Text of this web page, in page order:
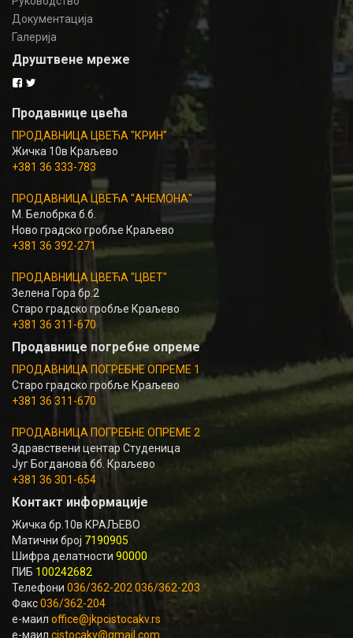
Документација
Галерија
Друштвене мреже
Продавнице цвећа
ПРОДАВНИЦА ЦВЕЋА "КРИН"
Жичка 10в Краљево
+381 36 333-783
ПРОДАВНИЦА ЦВЕЋА "АНЕМОНА"
М. Белобрка б.б.
Ново градско гробље Краљево
+381 36 392-271
ПРОДАВНИЦА ЦВЕЋА "ЦВЕТ"
Зелена Гора бр.2
Старо градско гробље Краљево
+381 36 311-670
Продавнице погребне опреме
ПРОДАВНИЦА ПОГРЕБНЕ ОПРЕМЕ 1
Старо градско гробље Краљево
+381 36 311-670
ПРОДАВНИЦА ПОГРЕБНЕ ОПРЕМЕ 2
Здравствени центар Студеница
Југ Богданова бб. Краљево
+381 36 301-654
Контакт информације
Жичка бр.10в КРАЉЕВО
Матични број 7190905
Шифра делатности 90000
ПИБ 100242682
Телефони 036/362-202 036/362-203
Факс036/362-204
е-маил office@jkpcistocakv.rs
е-маил cistocakv@gmail.com